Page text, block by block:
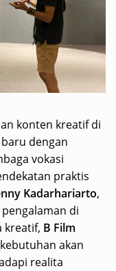
konten kreatif di
dengan
vokasi
praktis
Kadarhariarto,
di
kreatif, B Film
akan
realita